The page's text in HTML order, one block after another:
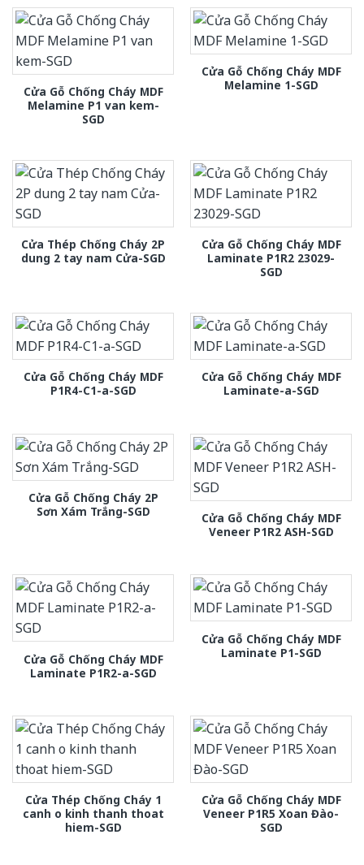
Cửa Gỗ Chống Cháy MDF
Melamine P1 van kem-
SGD
Cửa Gỗ Chống Cháy MDF
Melamine 1-SGD
Cửa Thép Chống Cháy 2P
dung 2 tay nam Cửa-SGD
Cửa Gỗ Chống Cháy MDF
Laminate P1R2 23029-
SGD
Cửa Gỗ Chống Cháy MDF
P1R4-C1-a-SGD
Cửa Gỗ Chống Cháy MDF
Laminate-a-SGD
Cửa Gỗ Chống Cháy 2P
Sơn Xám Trắng-SGD
Cửa Gỗ Chống Cháy MDF
Veneer P1R2 ASH-SGD
Cửa Gỗ Chống Cháy MDF
Laminate P1R2-a-SGD
Cửa Gỗ Chống Cháy MDF
Laminate P1-SGD
Cửa Thép Chống Cháy 1
canh o kinh thanh thoat
hiem-SGD
Cửa Gỗ Chống Cháy MDF
Veneer P1R5 Xoan Đào-
SGD